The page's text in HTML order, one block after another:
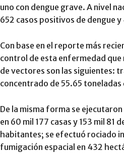
uno con dengue grave. A nivel
652 casos positivos de dengue
Con base en el reporte más
control de esta enfermedad
de vectores son las siguientes:
concentrado de 55.65 toneladas
De la misma forma se
en 60 mil 177 casas y 153 mil
habitantes; se efectuó rociado
fumigación espacial en 432